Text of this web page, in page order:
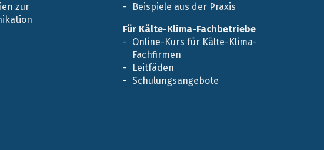
zur
Beispiele aus der Praxis
Für Kälte-Klima-Fachbetriebe
Online-Kurs für Kälte-Klima-
Fachfirmen
Leitfäden
Schulungsangebote